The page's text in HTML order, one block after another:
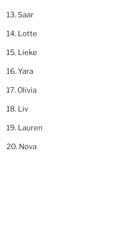
Saar
Lotte
Lieke
Yara
Olivia
Liv
Lauren
Nova